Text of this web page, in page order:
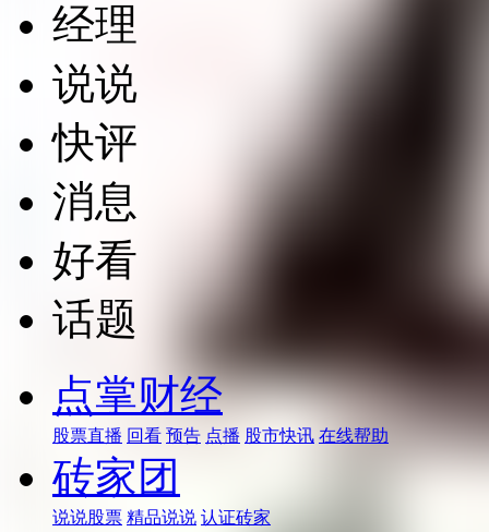
经理
说说
快评
消息
好看
话题
点掌财经
股票直播 回看 预告 点播 股市快讯 在线帮助
砖家团
说说股票 精品说说 认证砖家